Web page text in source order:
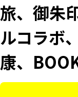
旅、御朱
ルコラボ
康、